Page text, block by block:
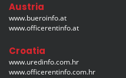
Austria
www.bueroinfo.at
www.officerentinfo.at
Croatia
www.uredinfo.com.hr
www.officerentinfo.com.hr